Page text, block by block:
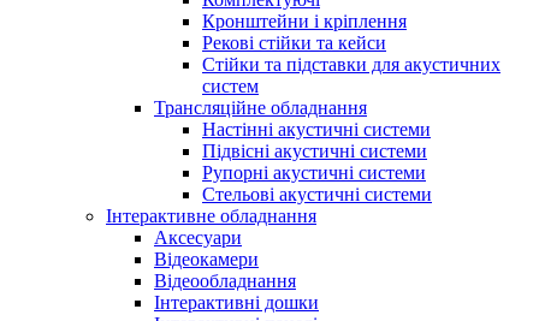
Кронштейни і кріплення
Рекові стійки та кейси
Стійки та підставки для акустичних
систем
Трансляційне обладнання
Настінні акустичні системи
Підвісні акустичні системи
Рупорні акустичні системи
Стельові акустичні системи
Інтерактивне обладнання
Аксесуари
Відеокамери
Відеообладнання
Інтерактивні дошки